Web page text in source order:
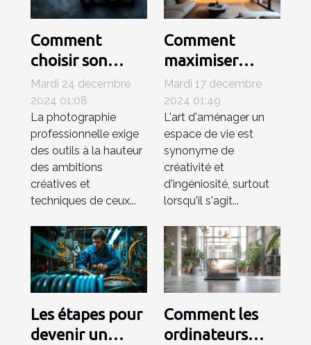
Comment
choisir son
appareil photo
hybride pour la
photographie
professionnelle
Mardi 24 décembre
2024 01:08
La photographie
professionnelle exige
des outils à la hauteur
des ambitions
créatives et
techniques de ceux...
Comment
maximiser
l'espace de
votre salon avec
un téléviseur de
80 cm
Mardi 17 décembre
2024 01:49
L'art d'aménager un
espace de vie est
synonyme de
créativité et
d'ingéniosité, surtout
lorsqu'il s'agit...
Les étapes pour
devenir un
Comment les
ordinateurs